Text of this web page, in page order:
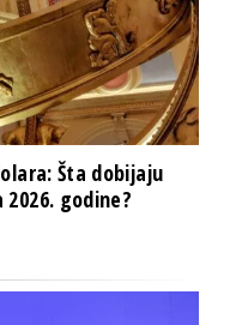
Šta dobijaju
godine?